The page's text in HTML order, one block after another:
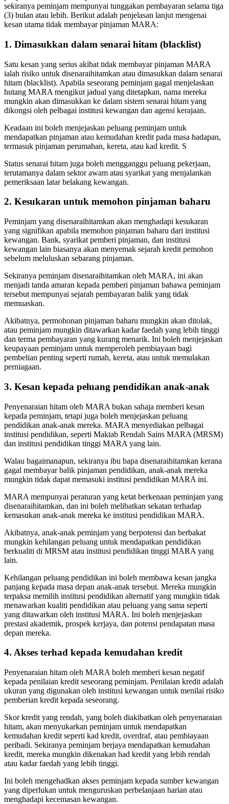
sekiranya peminjam mempunyai tunggakan pembayaran selama tiga
(3) bulan atau lebih. Berikut adalah penjelasan lanjut mengenai
kesan utama tidak membayar pinjaman MARA:
1. Dimasukkan dalam senarai hitam (blacklist)
Satu kesan yang serius akibat tidak membayar pinjaman MARA
ialah risiko untuk disenaraihitamkan atau dimasukkan dalam senarai
hitam (blacklist). Apabila seseorang peminjam gagal menjelaskan
hutang MARA mengikut jadual yang ditetapkan, nama mereka
mungkin akan dimasukkan ke dalam sistem senarai hitam yang
dikongsi oleh pelbagai institusi kewangan dan agensi kerajaan.
Keadaan ini boleh menjejaskan peluang peminjam untuk
mendapatkan pinjaman atau kemudahan kredit pada masa hadapan,
termasuk pinjaman perumahan, kereta, atau kad kredit. S
Status senarai hitam juga boleh mengganggu peluang pekerjaan,
terutamanya dalam sektor awam atau syarikat yang menjalankan
pemeriksaan latar belakang kewangan.
2. Kesukaran untuk memohon pinjaman baharu
Peminjam yang disenaraihitamkan akan menghadapi kesukaran
yang signifikan apabila memohon pinjaman baharu dari institusi
kewangan. Bank, syarikat pemberi pinjaman, dan institusi
kewangan lain biasanya akan menyemak sejarah kredit pemohon
sebelum meluluskan sebarang pinjaman.
Sekiranya peminjam disenaraihitamkan oleh MARA, ini akan
menjadi tanda amaran kepada pemberi pinjaman bahawa peminjam
tersebut mempunyai sejarah pembayaran balik yang tidak
memuaskan.
Akibatnya, permohonan pinjaman baharu mungkin akan ditolak,
atau peminjam mungkin ditawarkan kadar faedah yang lebih tinggi
dan terma pembayaran yang kurang menarik. Ini boleh menjejaskan
keupayaan peminjam untuk memperoleh pembiayaan bagi
pembelian penting seperti rumah, kereta, atau untuk memulakan
perniagaan.
3. Kesan kepada peluang pendidikan anak-anak
Penyenaraian hitam oleh MARA bukan sahaja memberi kesan
kepada peminjam, tetapi juga boleh menjejaskan peluang
pendidikan anak-anak mereka. MARA menyediakan pelbagai
institusi pendidikan, seperti Maktab Rendah Sains MARA (MRSM)
dan institusi pendidikan tinggi MARA yang lain.
Walau bagaimanapun, sekiranya ibu bapa disenaraihitamkan kerana
gagal membayar balik pinjaman pendidikan, anak-anak mereka
mungkin tidak dapat memasuki institusi pendidikan MARA ini.
MARA mempunyai peraturan yang ketat berkenaan peminjam yang
disenaraihitamkan, dan ini boleh melibatkan sekatan terhadap
kemasukan anak-anak mereka ke institusi pendidikan MARA.
Akibatnya, anak-anak peminjam yang berpotensi dan berbakat
mungkin kehilangan peluang untuk mendapatkan pendidikan
berkualiti di MRSM atau institusi pendidikan tinggi MARA yang
lain.
Kehilangan peluang pendidikan ini boleh membawa kesan jangka
panjang kepada masa depan anak-anak tersebut. Mereka mungkin
terpaksa memilih institusi pendidikan alternatif yang mungkin tidak
menawarkan kualiti pendidikan atau peluang yang sama seperti
yang ditawarkan oleh institusi MARA. Ini boleh menjejaskan
prestasi akademik, prospek kerjaya, dan potensi pendapatan masa
depan mereka.
4. Akses terhad kepada kemudahan kredit
Penyenaraian hitam oleh MARA boleh memberi kesan negatif
kepada penilaian kredit seseorang peminjam. Penilaian kredit adalah
ukuran yang digunakan oleh institusi kewangan untuk menilai risiko
pemberian kredit kepada seseorang.
Skor kredit yang rendah, yang boleh diakibatkan oleh penyenaraian
hitam, akan menyukarkan peminjam untuk mendapatkan
kemudahan kredit seperti kad kredit, overdraf, atau pembiayaan
peribadi. Sekiranya peminjam berjaya mendapatkan kemudahan
kredit, mereka mungkin dikenakan had kredit yang lebih rendah
atau kadar faedah yang lebih tinggi.
Ini boleh mengehadkan akses peminjam kepada sumber kewangan
yang diperlukan untuk menguruskan perbelanjaan harian atau
menghadapi kecemasan kewangan.